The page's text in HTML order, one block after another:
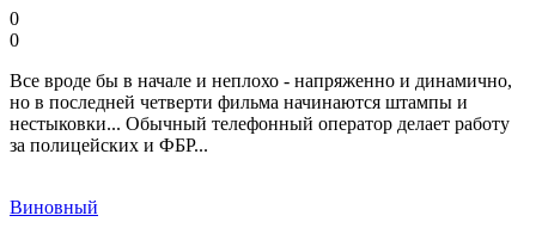
0
0
Все вроде бы в начале и неплохо - напряженно и динамично,
но в последней четверти фильма начинаются штампы и
нестыковки... Обычный телефонный оператор делает работу
за полицейских и ФБР...
Виновный